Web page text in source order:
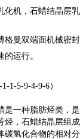
机，石蜡结晶层
格曼双端面机械密
运行。
9-4-9-6）
一种脂肪烃类，
，石蜡结晶层组
碳氢化合物的相对